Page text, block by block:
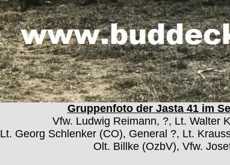
Gruppenfoto der Jasta 41 im
Vfw. Ludwig Reimann, ?, Lt. Walter
Lt. Georg Schlenker (CO), General ?, Lt.
Olt. Billke (OzbV), Vfw.